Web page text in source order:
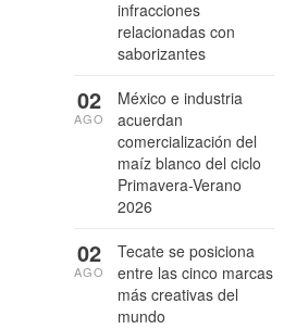
infracciones
relacionadas con
saborizantes
México e industria
acuerdan
comercialización del
maíz blanco del ciclo
Primavera-Verano
2026
02
AGO
Tecate se posiciona
entre las cinco marcas
más creativas del
mundo
02
AGO